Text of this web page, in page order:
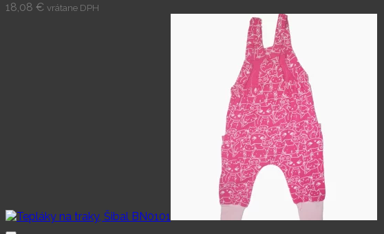
18,08 € vrátane DPH